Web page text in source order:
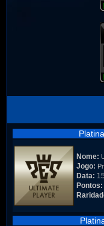
Nome:
Jogo:
Data:
Pontos: